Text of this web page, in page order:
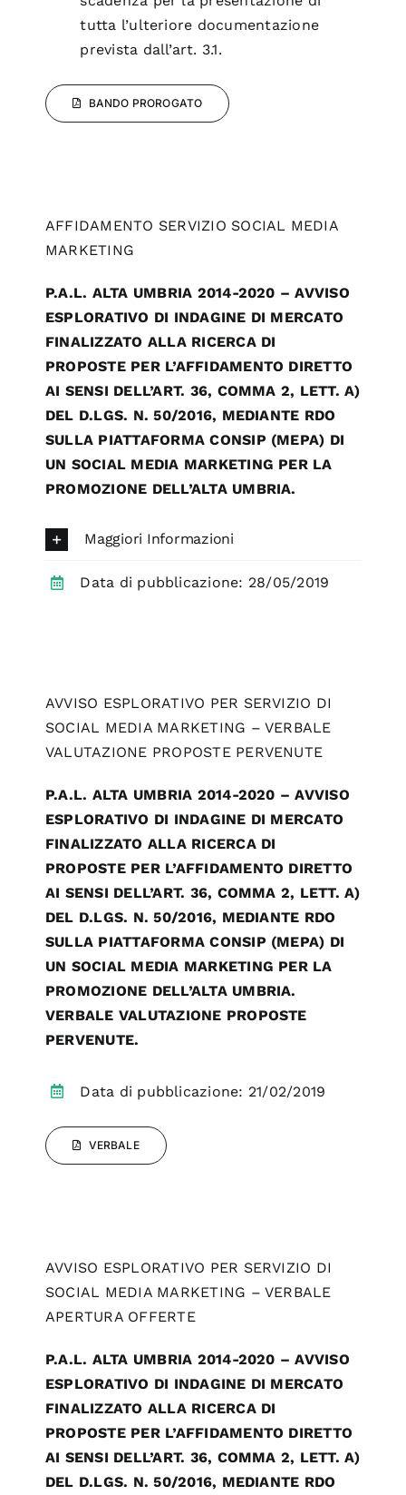
tutta l’ulteriore documentazione
prevista dall’art. 3.1.
BANDO PROROGATO
AFFIDAMENTO SERVIZIO SOCIAL MEDIA
MARKETING
P.A.L. ALTA UMBRIA 2014-2020 – AVVISO
ESPLORATIVO DI INDAGINE DI MERCATO
FINALIZZATO ALLA RICERCA DI
PROPOSTE PER L’AFFIDAMENTO DIRETTO
AI SENSI DELL’ART. 36, COMMA 2, LETT. A)
DEL D.LGS. N. 50/2016, MEDIANTE RDO
SULLA PIATTAFORMA CONSIP (MEPA) DI
UN SOCIAL MEDIA MARKETING PER LA
PROMOZIONE DELL’ALTA UMBRIA.
Maggiori Informazioni
Data di pubblicazione: 28/05/2019
AVVISO ESPLORATIVO PER SERVIZIO DI
SOCIAL MEDIA MARKETING – VERBALE
VALUTAZIONE PROPOSTE PERVENUTE
P.A.L. ALTA UMBRIA 2014-2020 – AVVISO
ESPLORATIVO DI INDAGINE DI MERCATO
FINALIZZATO ALLA RICERCA DI
PROPOSTE PER L’AFFIDAMENTO DIRETTO
AI SENSI DELL’ART. 36, COMMA 2, LETT. A)
DEL D.LGS. N. 50/2016, MEDIANTE RDO
SULLA PIATTAFORMA CONSIP (MEPA) DI
UN SOCIAL MEDIA MARKETING PER LA
PROMOZIONE DELL’ALTA UMBRIA.
VERBALE VALUTAZIONE PROPOSTE
PERVENUTE.
Data di pubblicazione: 21/02/2019
VERBALE
AVVISO ESPLORATIVO PER SERVIZIO DI
SOCIAL MEDIA MARKETING – VERBALE
APERTURA OFFERTE
P.A.L. ALTA UMBRIA 2014-2020 – AVVISO
ESPLORATIVO DI INDAGINE DI MERCATO
FINALIZZATO ALLA RICERCA DI
PROPOSTE PER L’AFFIDAMENTO DIRETTO
AI SENSI DELL’ART. 36, COMMA 2, LETT. A)
DEL D.LGS. N. 50/2016, MEDIANTE RDO